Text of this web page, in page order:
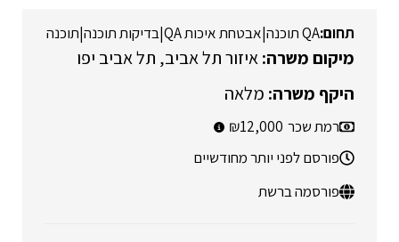
QA תוכנה |אבטחת איכות QA |בדיקות תוכנה|תוכנה
איזור תל אביב תל אביב יפו
מלאה
רמת שכר 12,000
פורסם לפני יותר מחודשיים
פורסמה ברשת